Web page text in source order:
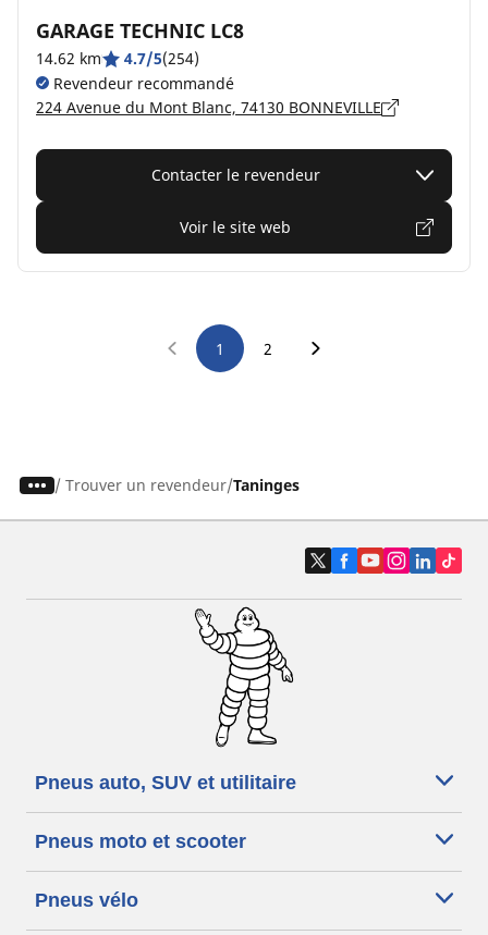
GARAGE TECHNIC LC8
14.62 km 4.7/5(254)
Revendeur recommandé
224 Avenue du Mont Blanc, 74130 BONNEVILLE
Contacter le revendeur
Voir le site web
1 2
/ Trouver un revendeur Taninges
Pneus auto, SUV et utilitaire
Pneus moto et scooter
Pneus vélo